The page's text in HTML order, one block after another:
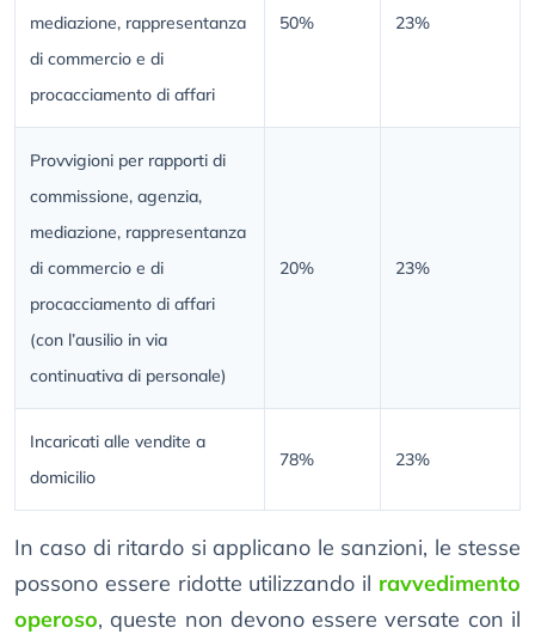
mediazione, rappresentanza
di commercio e di
procacciamento di affari
50% 23%
Provvigioni per rapporti di
commissione, agenzia,
mediazione, rappresentanza
di commercio e di
procacciamento di affari
(con l’ausilio in via
continuativa di personale)
20% 23%
Incaricati alle vendite a
domicilio
78% 23%
In caso di ritardo si applicano le sanzioni, le stesse
possono essere ridotte utilizzando il ravvedimento
operoso, queste non devono essere versate con il